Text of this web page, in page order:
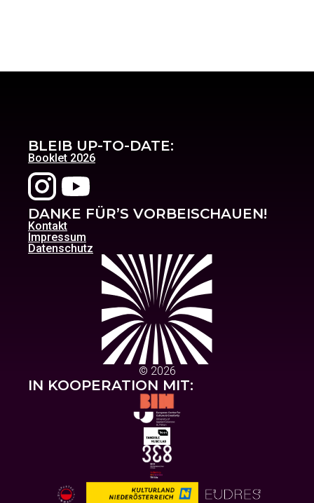
BLEIB UP-TO-DATE:
Booklet 2026
DANKE FÜR’S VORBEISCHAUEN!
Kontakt
Impressum
Datenschutz
© 2026
IN KOOPERATION MIT: